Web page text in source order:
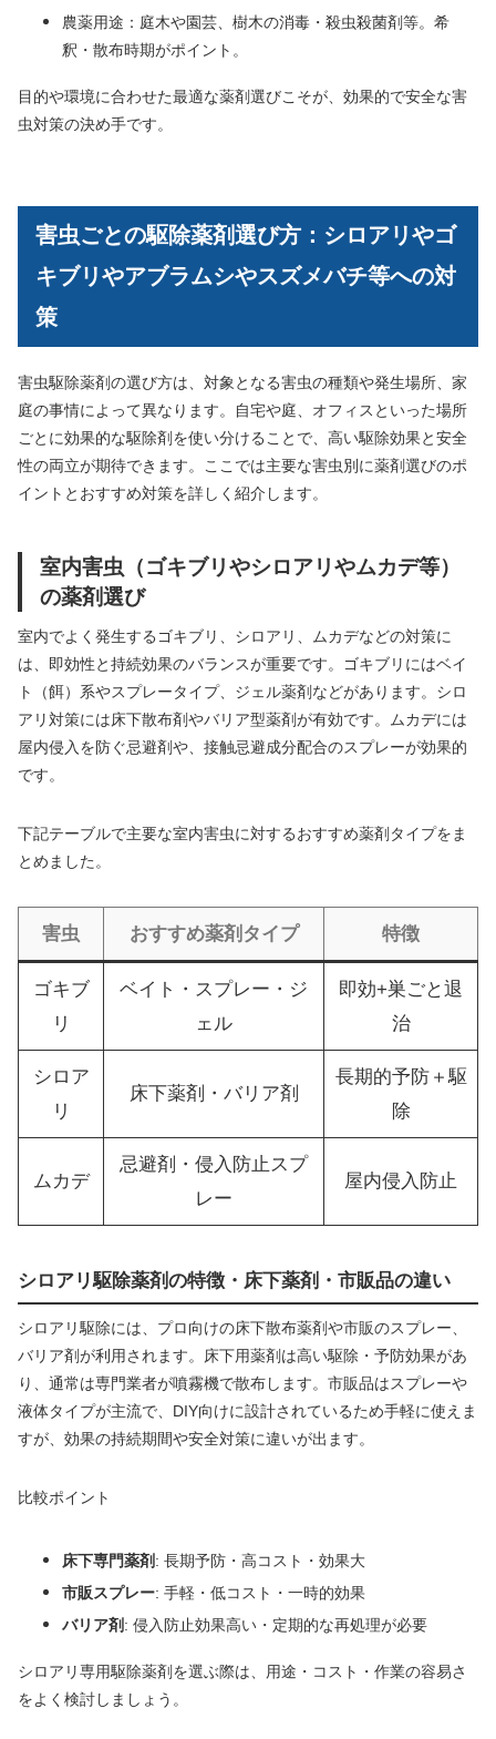
農薬用途：庭木や園芸、樹木の消毒・殺虫殺菌剤等。希
釈・散布時期がポイント。
目的や環境に合わせた最適な薬剤選びこそが、効果的で安全な害
虫対策の決め手です。
害虫ごとの駆除薬剤選び方：シロアリやゴ
キブリやアブラムシやスズメバチ等への対
策
害虫駆除薬剤の選び方は、対象となる害虫の種類や発生場所、家
庭の事情によって異なります。自宅や庭、オフィスといった場所
ごとに効果的な駆除剤を使い分けることで、高い駆除効果と安全
性の両立が期待できます。ここでは主要な害虫別に薬剤選びのポ
イントとおすすめ対策を詳しく紹介します。
室内害虫（ゴキブリやシロアリやムカデ等）
の薬剤選び
室内でよく発生するゴキブリ、シロアリ、ムカデなどの対策に
は、即効性と持続効果のバランスが重要です。ゴキブリにはベイ
ト（餌）系やスプレータイプ、ジェル薬剤などがあります。シロ
アリ対策には床下散布剤やバリア型薬剤が有効です。ムカデには
屋内侵入を防ぐ忌避剤や、接触忌避成分配合のスプレーが効果的
です。
下記テーブルで主要な室内害虫に対するおすすめ薬剤タイプをま
とめました。
害虫 おすすめ薬剤タイプ 特徴
ゴキブ
リ
ベイト・スプレー・ジ
ェル
即効+巣ごと退
治
シロア
リ
床下薬剤・バリア剤
長期的予防＋駆
除
ムカデ
忌避剤・侵入防止スプ
レー
屋内侵入防止
シロアリ駆除薬剤の特徴・床下薬剤・市販品の違い
シロアリ駆除には、プロ向けの床下散布薬剤や市販のスプレー、
バリア剤が利用されます。床下用薬剤は高い駆除・予防効果があ
り、通常は専門業者が噴霧機で散布します。市販品はスプレーや
液体タイプが主流で、DIY向けに設計されているため手軽に使えま
すが、効果の持続期間や安全対策に違いが出ます。
比較ポイント
床下専門薬剤: 長期予防・高コスト・効果大
市販スプレー: 手軽・低コスト・一時的効果
バリア剤: 侵入防止効果高い・定期的な再処理が必要
シロアリ専用駆除薬剤を選ぶ際は、用途・コスト・作業の容易さ
をよく検討しましょう。